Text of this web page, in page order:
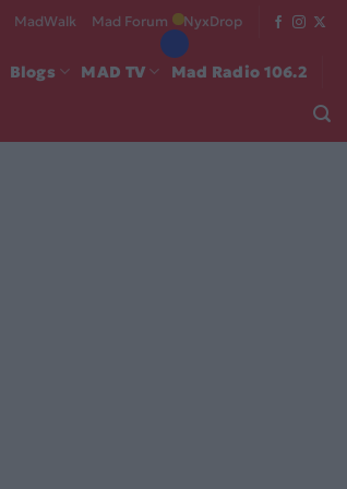
MadWalk Mad Forum NyxDrop
Blogs MAD TV Mad Radio 106.2